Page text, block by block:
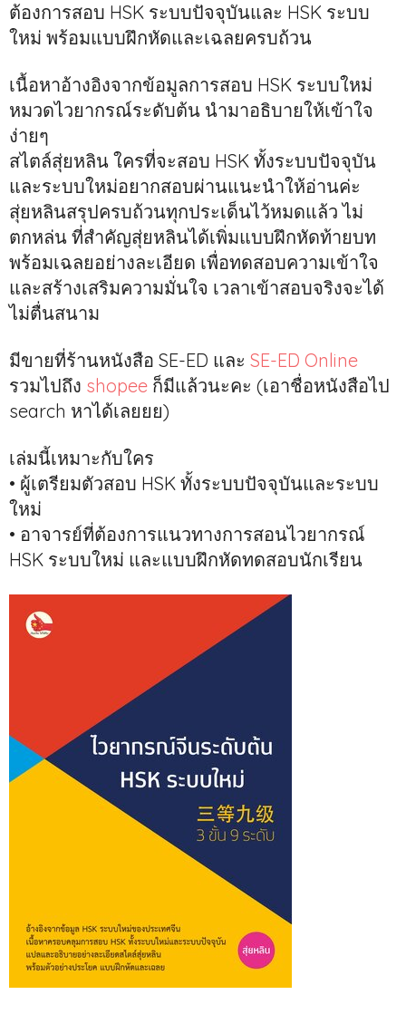
ต้องการสอบ HSK ระบบปัจจุบันและ HSK ระบบ
ใหม่ พร้อมแบบฝึกหัดและเฉลยครบถ้วน
เนื้อหาอ้างอิงจากข้อมูลการสอบ HSK ระบบใหม่
หมวดไวยากรณ์ระดับต้น นำมาอธิบายให้เข้าใจ
ง่ายๆ
สไตล์สุ่ยหลิน ใครที่จะสอบ HSK ทั้งระบบปัจจุบัน
และระบบใหม่อยากสอบผ่านแนะนำให้อ่านค่ะ
สุ่ยหลินสรุปครบถ้วนทุกประเด็นไว้หมดแล้ว ไม่
ตกหล่น ที่สำคัญสุ่ยหลินได้เพิ่มแบบฝึกหัดท้ายบท
พร้อมเฉลยอย่างละเอียด เพื่อทดสอบความเข้าใจ
และสร้างเสริมความมั่นใจ เวลาเข้าสอบจริงจะได้
ไม่ตื่นสนาม
มีขายที่ร้านหนังสือ SE-ED และ SE-ED Online
รวมไปถึง shopee ก็มีแล้วนะคะ (เอาชื่อหนังสือไป
search หาได้เลยยย)
เล่มนี้เหมาะกับใคร
• ผู้เตรียมตัวสอบ HSK ทั้งระบบปัจจุบันและระบบ
ใหม่
• อาจารย์ที่ต้องการแนวทางการสอนไวยากรณ์
HSK ระบบใหม่ และแบบฝึกหัดทดสอบนักเรียน